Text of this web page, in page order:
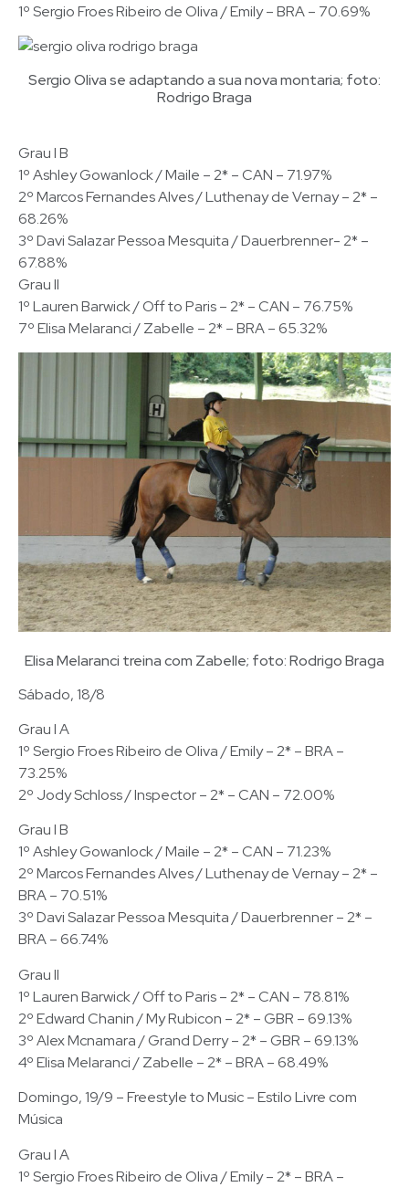
1º Sergio Froes Ribeiro de Oliva / Emily – BRA – 70.69%
Sergio Oliva se adaptando a sua nova montaria; foto:
Rodrigo Braga
Grau I B
1º Ashley Gowanlock / Maile – 2* – CAN – 71.97%
2º Marcos Fernandes Alves / Luthenay de Vernay – 2* –
68.26%
3º Davi Salazar Pessoa Mesquita / Dauerbrenner- 2* –
67.88%
Grau II
1º Lauren Barwick / Off to Paris – 2* – CAN – 76.75%
7º Elisa Melaranci / Zabelle – 2* – BRA – 65.32%
Elisa Melaranci treina com Zabelle; foto: Rodrigo Braga
Sábado, 18/8
Grau I A
1º Sergio Froes Ribeiro de Oliva / Emily – 2* – BRA –
73.25%
2º Jody Schloss / Inspector – 2* – CAN – 72.00%
Grau I B
1º Ashley Gowanlock / Maile – 2* – CAN – 71.23%
2º Marcos Fernandes Alves / Luthenay de Vernay – 2* –
BRA – 70.51%
3º Davi Salazar Pessoa Mesquita / Dauerbrenner – 2* –
BRA – 66.74%
Grau II
1º Lauren Barwick / Off to Paris – 2* – CAN – 78.81%
2º Edward Chanin / My Rubicon – 2* – GBR – 69.13%
3º Alex Mcnamara / Grand Derry – 2* – GBR – 69.13%
4º Elisa Melaranci / Zabelle – 2* – BRA – 68.49%
Domingo, 19/9 – Freestyle to Music – Estilo Livre com
Música
Grau I A
1º Sergio Froes Ribeiro de Oliva / Emily – 2* – BRA –